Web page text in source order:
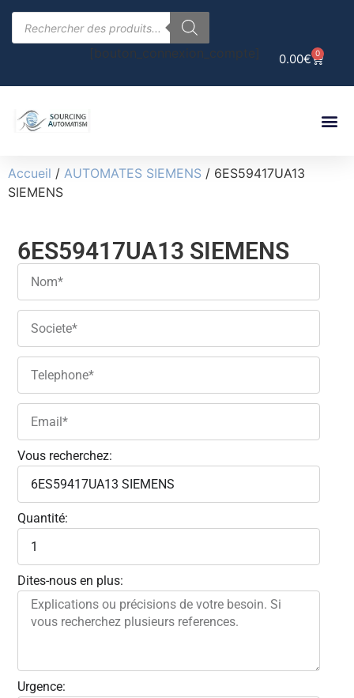
0.00€ 0
[bouton_connexion_compte]
Accueil / AUTOMATES SIEMENS / 6ES59417UA13
SIEMENS
6ES59417UA13 SIEMENS
Vous recherchez:
Quantité:
Dites-nous en plus:
Urgence: